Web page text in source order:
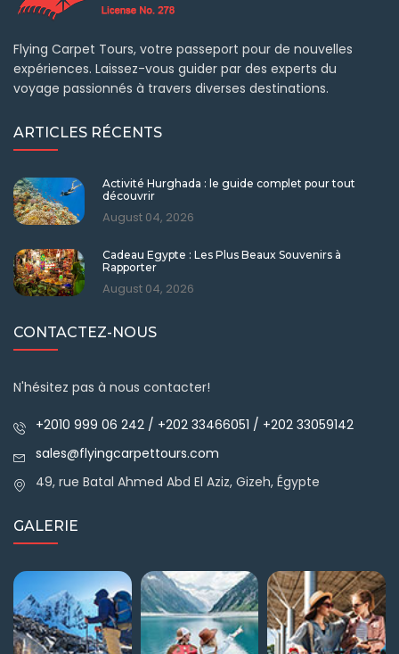
Flying Carpet Tours, votre passeport pour de nouvelles
expériences. Laissez-vous guider par des experts du
voyage passionnés à travers diverses destinations.
ARTICLES RÉCENTS
Activité Hurghada : le guide complet pour tout
découvrir
August 04, 2026
Cadeau Egypte : Les Plus Beaux Souvenirs à
Rapporter
August 04, 2026
CONTACTEZ-NOUS
N'hésitez pas à nous contacter!
+2010 999 06 242 / +202 33466051 / +202 33059142
sales@flyingcarpettours.com
49, rue Batal Ahmed Abd El Aziz, Gizeh, Égypte
GALERIE